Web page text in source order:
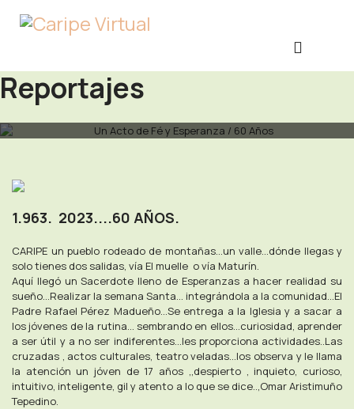
Reportajes
1.963. 2023....60 AÑOS.
CARIPE un pueblo rodeado de montañas...un valle...dónde llegas y
solo tienes dos salidas, vía El muelle o vía Maturín.
Aquí llegó un Sacerdote lleno de Esperanzas a hacer realidad su
sueño...Realizar la semana Santa... integrándola a la comunidad...El
Padre Rafael Pérez Madueño...Se entrega a la Iglesia y a sacar a
los jóvenes de la rutina... sembrando en ellos...curiosidad, aprender
a ser útil y a no ser indiferentes...les proporciona actividades..Las
cruzadas , actos culturales, teatro veladas...los observa y le llama
la atención un jóven de 17 años ,,despierto , inquieto, curioso,
intuitivo, inteligente, gil y atento a lo que se dice..,Omar Aristimuño
Tepedino.